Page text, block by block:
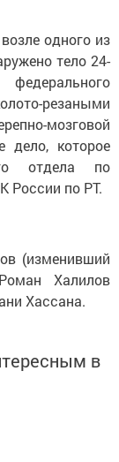
одного из
тело 24-
резаными
мозговой
дело, которое
отдела по
России по РТ.
(изменивший
Халилов
Хассана.
в